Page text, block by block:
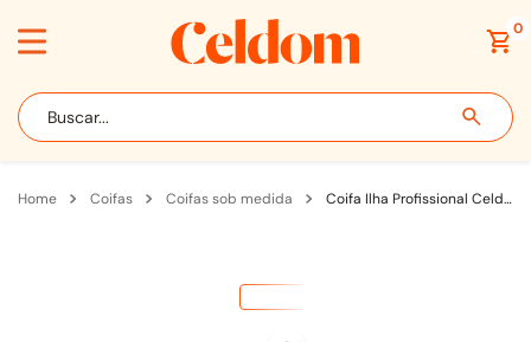
0
Buscar...
coifas coifas sob medida Coifa Ilha Profissional Celdom Sob Medida Até 130cm para Churrasqueira com Motor Split Externo Inox